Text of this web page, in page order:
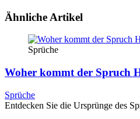
Ähnliche Artikel
Sprüche
Woher kommt der Spruch
Sprüche
Entdecken Sie die Ursprünge des